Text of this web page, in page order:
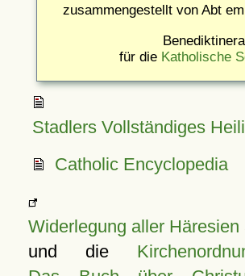
zusammengestellt von Abt
für die Katholische
Stadlers Vollständiges
Catholic Encyclopedia
Widerlegung aller Häresien
und die